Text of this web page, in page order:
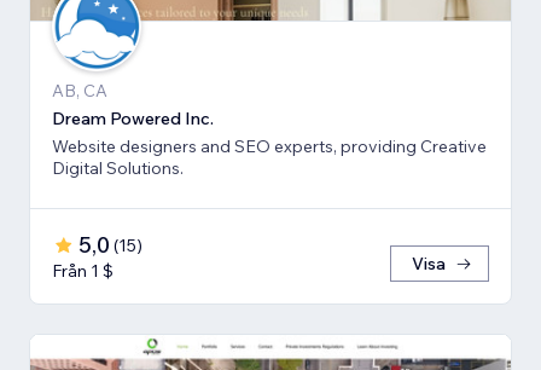
AB, CA
Dream Powered Inc.
Website designers and SEO experts, providing Creative
Digital Solutions.
5,0 (15)
Från 1 $
Visa